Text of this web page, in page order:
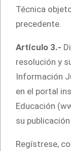
Técnica
precedente.
Artículo 3.-
resolución y
Información
en el portal
Educación
su publicación
Regístrese,